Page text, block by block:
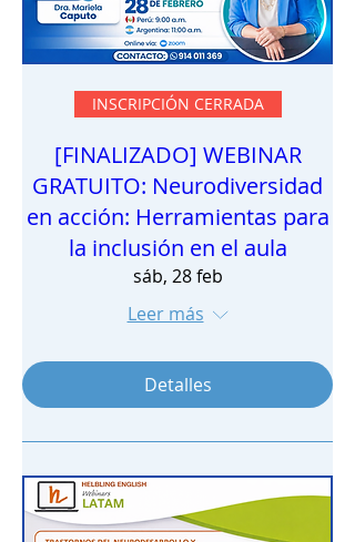
INSCRIPCIÓN CERRADA
[FINALIZADO] WEBINAR
GRATUITO: Neurodiversidad
en acción: Herramientas para
la inclusión en el aula
sáb, 28 feb
Leer más
Detalles